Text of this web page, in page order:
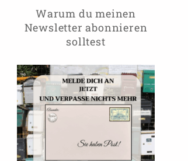
Warum du meinen
Newsletter abonnieren
solltest